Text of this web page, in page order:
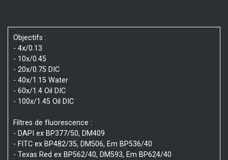
Objectifs :
- 4x/0.13
- 10x/0.45
- 20x/0.75 DIC
- 40x/1.15 Water
- 60x/1.4 Oil DIC
- 100x/1.45 Oil DIC
Filtres de fluorescence :
- DAPI ex BP377/50, DM409
- FITC ex BP482/35, DM506, Em BP536/40
- Texas Red ex BP562/40, DM593, Em BP624/40